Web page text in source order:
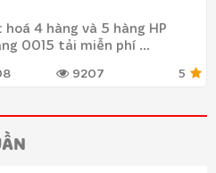
4 hàng và 5 hàng HP
0015 tải miễn phí ...
9207 5